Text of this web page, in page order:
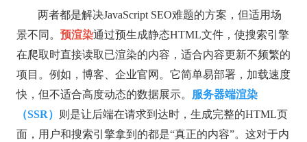
两者都是解决JavaScript SEO难题的方案，但适用场
景不同。 预渲染通过预生成静态HTML文件，使搜索引擎
在爬取时直接读取已渲染的内容，适合内容更新不频繁的
项目。例如，博客、企业官网。它简单易部署，加载速度
快，但不适合高度动态的数据展示。 服务器端渲染
（SSR）
则是让后端在请求到达时，生成完整的HTML页
面，用户和搜索引擎拿到的都是“真正的内容”。这对于内